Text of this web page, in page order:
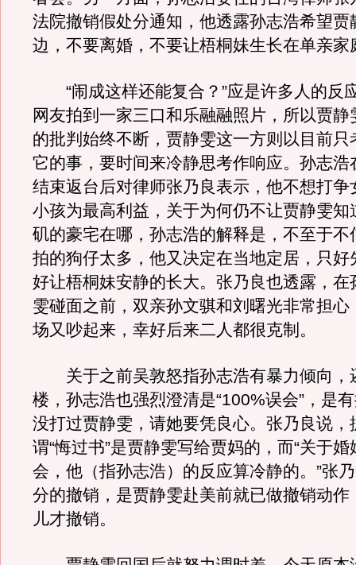
法院撤销假处分通知，他透露孙志浩希望贾
边，不要离婚，不要让梧桐妹生长在单亲家
“闹成这样还能复合？”应是许多人的反
网友拍到一家三口和乐融融照片，所以贾静
的批判始终不断，贾静雯这一方则以目前只
它的事，要时间来冷静思考作响应。孙志浩
结束返台后对律师张乃良表示，他不想打争
小孩为最高利益，关于为何仍不让贾静雯知
矶的豪宅在哪，孙志浩的解释是，不至于不
拍的狗仔太多，他又决定在当地定居，只好
好让梧桐妹安静的长大。张乃良也透露，在
雯碰面之前，双亲孙文骐和刘曙光非常担心
场又吵起来，幸好后来二人都很克制。
关于之前吴敦怒指孙志浩有暴力倾向，
楼，孙志浩也强烈澄清是“100%误会”，是
没打过贾静雯，请她要凭良心。张乃良说，
谓“悔过书”是贾静雯写给贾妈的，而“关于
会，他（指孙志浩）的反应算冷静的。”张
分的撤销，是贾静雯赴美前就已做撤销动作
儿才撤销。